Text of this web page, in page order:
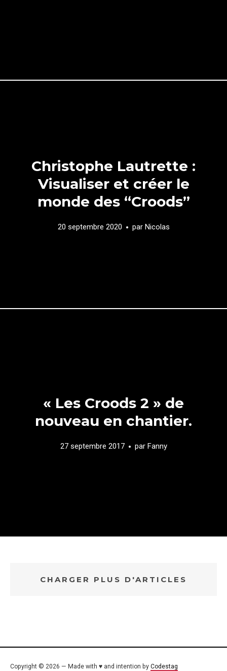
Christophe Lautrette :
Visualiser et créer le
monde des “Croods”
20 septembre 2020 par Nicolas
« Les Croods 2 » de
nouveau en chantier.
27 septembre 2017 par Fanny
CHARGER PLUS D'ARTICLES
Copyright © 2026 — Made with ♥ and intention by Codestag